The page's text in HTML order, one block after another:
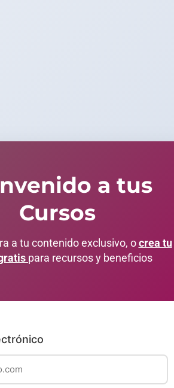
a tus
Cursos
a tu contenido exclusivo, ocrea tu
para recursos y beneficios